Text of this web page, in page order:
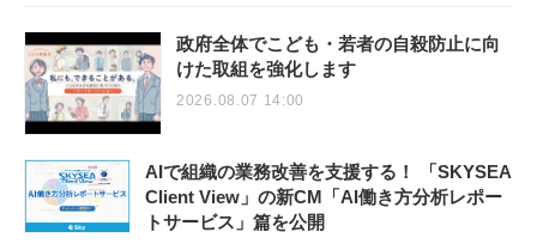
政府全体でこども・若者の自殺防止に向
けた取組を強化します
2026.08.07 14:00
AIで組織の業務改善を支援する！ 「SKYSEA
Client View」の新CM「AI働き方分析レポー
トサービス」篇を公開